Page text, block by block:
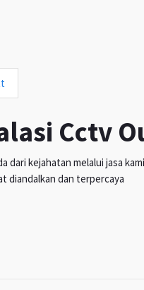
Cctv
dari kejahatan melalui jasa
diandalkan dan terpercaya